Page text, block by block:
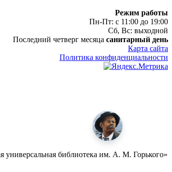
Режим работы
Пн-Пт: с 11:00 до 19:00
Сб, Вс: выходной
Последний четверг месяца санитарный день
Карта сайта
Политика конфиденциальности
универсальная библиотека им. А. М. Горького»